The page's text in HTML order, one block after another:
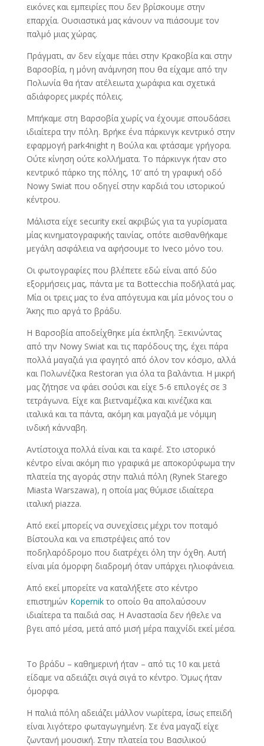
εικόνες και εμπειρίες που δεν βρίσκουμε στην
επαρχία. Ουσιαστικά μας κάνουν να πιάσουμε τον
παλμό μιας χώρας.
Πράγματι, αν δεν είχαμε πάει στην Κρακοβία και στην
Βαρσοβία, η μόνη ανάμνηση που θα είχαμε από την
Πολωνία θα ήταν ατέλειωτα χωράφια και σχετικά
αδιάφορες μικρές πόλεις.
Μπήκαμε στη Βαρσοβία χωρίς να έχουμε σπουδάσει
ιδιαίτερα την πόλη. Βρήκε ένα πάρκινγκ κεντρικό στην
εφαρμογή park4night η Βούλα και φτάσαμε γρήγορα.
Ούτε κίνηση ούτε κολλήματα. Το πάρκινγκ ήταν στο
κεντρικό πάρκο της πόλης, 10’ από τη γραφική οδό
Nowy Swiat που οδηγεί στην καρδιά του ιστορικού
κέντρου.
Μάλιστα είχε security εκεί ακριβώς για τα γυρίσματα
μίας κινηματογραφικής ταινίας, οπότε αισθανθήκαμε
μεγάλη ασφάλεια να αφήσουμε το Iveco μόνο του.
Οι φωτογραφίες που βλέπετε εδώ είναι από δύο
εξορμήσεις μας, πάντα με τα Bottecchia ποδήλατά μας.
Μία οι τρεις μας το ένα απόγευμα και μία μόνος του ο
Άκης πιο αργά το βράδυ.
Η Βαρσοβία αποδείχθηκε μία έκπληξη. Ξεκινώντας
από την Nowy Swiat και τις παρόδους της, έχει πάρα
πολλά μαγαζιά για φαγητό από όλον τον κόσμο, αλλά
και Πολωνέζικα Restoran για όλα τα βαλάντια. Η μικρή
μας ζήτησε να φάει σούσι και είχε 5-6 επιλογές σε 3
τετράγωνα. Είχε και βιετναμέζικα και κινέζικα και
ιταλικά και τα πάντα, ακόμη και μαγαζιά με νόμιμη
ινδική κάνναβη.
Αντίστοιχα πολλά είναι και τα καφέ. Στο ιστορικό
κέντρο είναι ακόμη πιο γραφικά με αποκορύφωμα την
πλατεία της αγοράς στην παλιά πόλη (Rynek Starego
Miasta Warszawa), η οποία μας θύμισε ιδιαίτερα
ιταλική piazza.
Από εκεί μπορείς να συνεχίσεις μέχρι τον ποταμό
Βίστουλα και να επιστρέψεις από τον
ποδηλαρόδρομο που διατρέχει όλη την όχθη. Αυτή
είναι μία όμορφη διαδρομή όταν υπάρχει ηλιοφάνεια.
Από εκεί μπορείτε να καταλήξετε στο κέντρο
επιστημών Κopernikτο οποίο θα απολαύσουν
ιδιαίτερα τα παιδιά σας. Η Αναστασία δεν ήθελε να
βγει από μέσα, μετά από μισή μέρα παιχνίδι εκεί μέσα.
Το βράδυ – καθημερινή ήταν – από τις 10 και μετά
είδαμε να αδειάζει σιγά σιγά το κέντρο. Όμως ήταν
όμορφα.
Η παλιά πόλη αδειάζει μάλλον νωρίτερα, ίσως επειδή
είναι λιγότερο φωταγωγημένη. Σε ένα μαγαζί είχε
ζωντανή μουσική. Στην πλατεία του Βασιλικού